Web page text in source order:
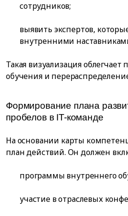
сотрудников;
выявить экспертов,
внутренними
Такая визуализация облегчает
обучения и
Формирование плана
пробелов в IT-команде
На основании карты
план действий. Он должен
программы внутреннего
участие в отраслевых